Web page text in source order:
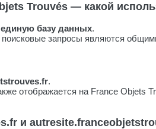
Trouvés — какой
базу данных.
поисковые запросы являются
.
отображается на France Objets
и